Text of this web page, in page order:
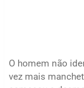
O homem não
vez mais